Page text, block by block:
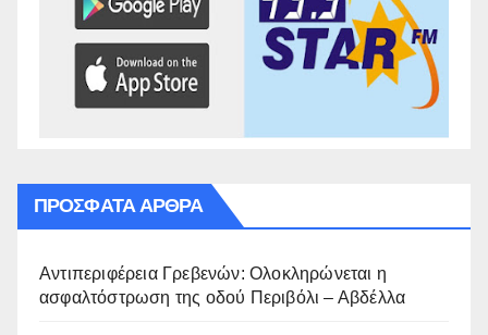
ΠΡΌΣΦΑΤΑ ΆΡΘΡΑ
Αντιπεριφέρεια Γρεβενών: Ολοκληρώνεται η
ασφαλτόστρωση της οδού Περιβόλι – Αβδέλλα